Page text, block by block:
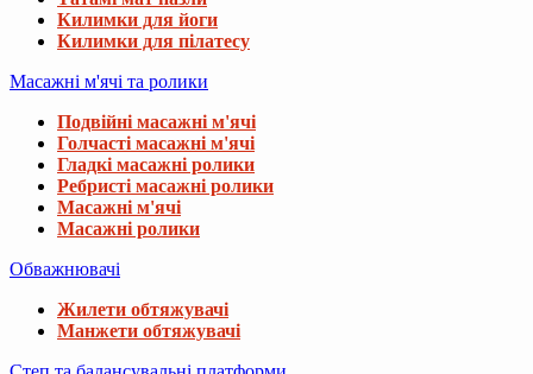
Килимки для йоги
Килимки для пілатесу
Масажні м'ячі та ролики
Подвійні масажні м'ячі
Голчасті масажні м'ячі
Гладкі масажні ролики
Ребристі масажні ролики
Масажні м'ячі
Масажні ролики
Обважнювачі
Жилети обтяжувачі
Манжети обтяжувачі